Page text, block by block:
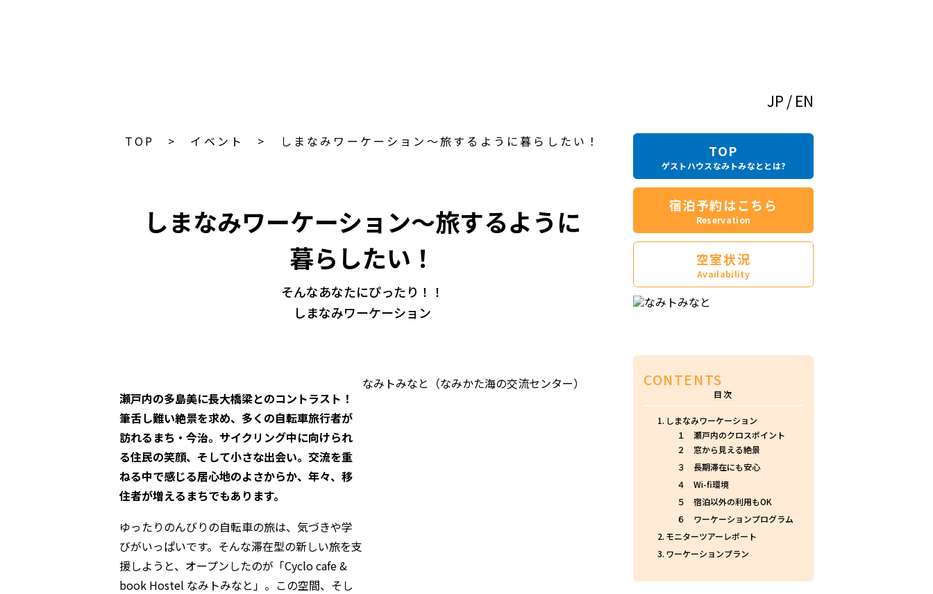
JP EN
TOP
ゲストハウスなみトみなととは?
宿泊予約はこちら
Reservation
空室状況
Availability
TOP イベント しまなみワーケーション～旅するように暮らしたい！
CONTENTS
しまなみワーケーション
１ 瀬戸内のクロスポイント
２ 窓から見える絶景
３ 長期滞在にも安心
４ Wi-fi環境
５ 宿泊以外の利用もOK
６ ワーケーションプログラム
モニターツアーレポート
ワーケーションプラン
しまなみワーケーション～旅するように
暮らしたい！
そんなあなたにぴったり！！
しまなみワーケーション
瀬戸内の多島美に長大橋梁とのコントラスト！
筆舌し難い絶景を求め、多くの自転車旅行者が
訪れるまち・今治。サイクリング中に向けられ
る住民の笑顔、そして小さな出会い。交流を重
ねる中で感じる居心地のよさからか、年々、移
住者が増えるまちでもあります。
ゆったりのんびりの自転車の旅は、気づきや学
びがいっぱいです。そんな滞在型の新しい旅を支
援しようと、オープンしたのが「Cyclo cafe &
book Hostel なみトみなと」。この空間、そし
なみトみなと（なみかた海の交流センター）